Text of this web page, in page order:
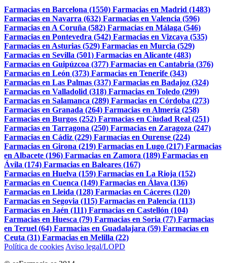
Farmacias en Barcelona (1550) Farmacias en Madrid (1483)
Farmacias en Navarra (632) Farmacias en Valencia (596)
Farmacias en A Coruña (582) Farmacias en Málaga (546)
Farmacias en Pontevedra (542) Farmacias en Vizcaya (535)
Farmacias en Asturias (529) Farmacias en Murcia (529)
Farmacias en Sevilla (501) Farmacias en Alicante (483)
Farmacias en Guipúzcoa (377) Farmacias en Cantabria (376)
Farmacias en León (373) Farmacias en Tenerife (343)
Farmacias en Las Palmas (337) Farmacias en Badajoz (324)
Farmacias en Valladolid (318) Farmacias en Toledo (299)
Farmacias en Salamanca (289) Farmacias en Córdoba (273)
Farmacias en Granada (264) Farmacias en Almería (258)
Farmacias en Burgos (252) Farmacias en Ciudad Real (251)
Farmacias en Tarragona (250) Farmacias en Zaragoza (247)
Farmacias en Cádiz (229) Farmacias en Ourense (224)
Farmacias en Girona (219) Farmacias en Lugo (217) Farmacias
en Albacete (196) Farmacias en Zamora (189) Farmacias en
Ávila (174) Farmacias en Baleares (167)
Farmacias en Huelva (159) Farmacias en La Rioja (152)
Farmacias en Cuenca (149) Farmacias en Álava (136)
Farmacias en Lleida (128) Farmacias en Cáceres (120)
Farmacias en Segovia (115) Farmacias en Palencia (113)
Farmacias en Jaén (111) Farmacias en Castellón (104)
Farmacias en Huesca (79) Farmacias en Soria (77) Farmacias
en Teruel (64) Farmacias en Guadalajara (59) Farmacias en
Ceuta (31) Farmacias en Melilla (22)
Política de cookies Aviso legal/LOPD